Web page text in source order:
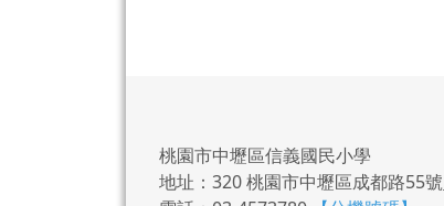
桃園市中壢區信義國民小學
地址：320 桃園市中壢區成都路55號